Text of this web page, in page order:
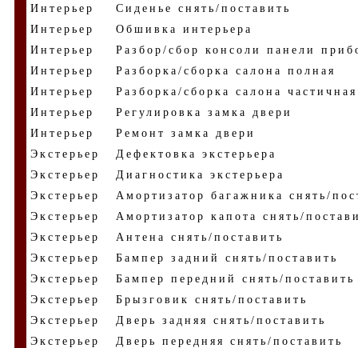
Интерьер
Сиденье снять/поставить
Интерьер
Обшивка интерьера
Интерьер
Разбор/сбор консоли панели
Интерьер
Разборка/сборка салона полная
Интерьер
Разборка/сборка салона частичная
Интерьер
Регулировка замка двери
Интерьер
Ремонт замка двери
Экстерьер
Дефектовка экстерьера
Экстерьер
Диагностика экстерьера
Экстерьер
Амортизатор багажника снять/
Экстерьер
Амортизатор капота снять/
Экстерьер
Антена снять/поставить
Экстерьер
Бампер задний снять/поставить
Экстерьер
Бампер передний снять/поставить
Экстерьер
Брызговик снять/поставить
Экстерьер
Дверь задняя снять/поставить
Экстерьер
Дверь передняя снять/поставить